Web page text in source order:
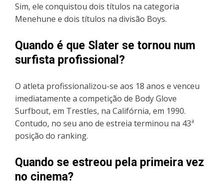
Sim, ele conquistou dois títulos na categoria
Menehune e dois títulos na divisão Boys.
Quando é que Slater se tornou num
surfista profissional?
O atleta profissionalizou-se aos 18 anos e venceu
imediatamente a competição de Body Glove
Surfbout, em Trestles, na Califórnia, em 1990.
Contudo, no seu ano de estreia terminou na 43ª
posição do ranking.
Quando se estreou pela primeira vez
no cinema?